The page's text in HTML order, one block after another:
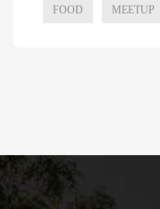
FOOD MEETUP